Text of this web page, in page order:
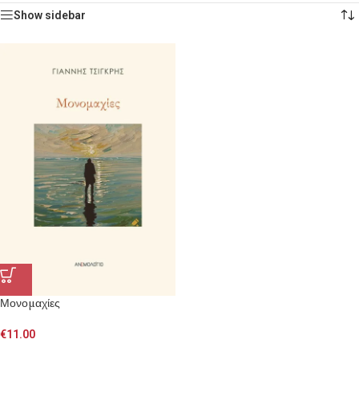
Show sidebar
Μονομαχίες
€11.00